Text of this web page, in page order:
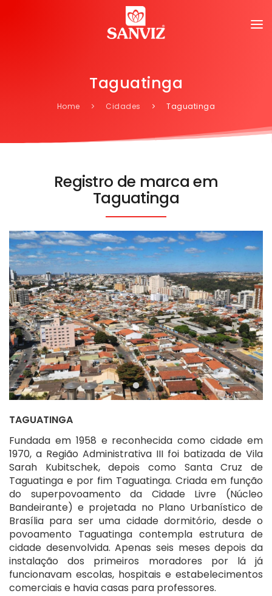
Taguatinga
Home Cidades Taguatinga
Registro de marca em
Taguatinga
TAGUATINGA
Fundada em 1958 e reconhecida como cidade em
1970, a Região Administrativa III foi batizada de Vila
Sarah Kubitschek, depois como Santa Cruz de
Taguatinga e por fim Taguatinga. Criada em função
do superpovoamento da Cidade Livre (Núcleo
Bandeirante) e projetada no Plano Urbanístico de
Brasília para ser uma cidade dormitório, desde o
povoamento Taguatinga contempla estrutura de
cidade desenvolvida. Apenas seis meses depois da
instalação dos primeiros moradores por lá já
funcionavam escolas, hospitais e estabelecimentos
comerciais e havia casas para professores.